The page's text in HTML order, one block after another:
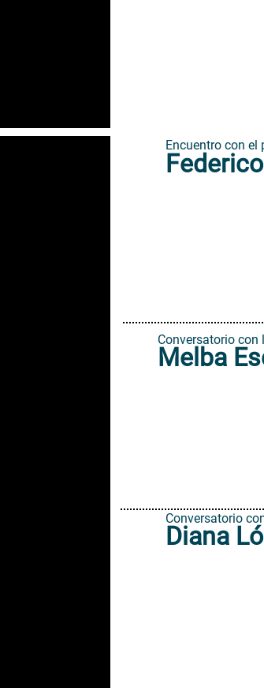
Encuentro con el
Conversatorio con
Melba
Conversatorio
Diana